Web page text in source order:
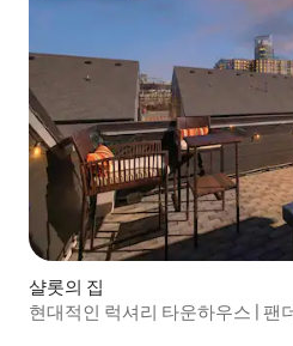
샬롯의 집
현대적인 럭셔리 타운하우스 | 팬